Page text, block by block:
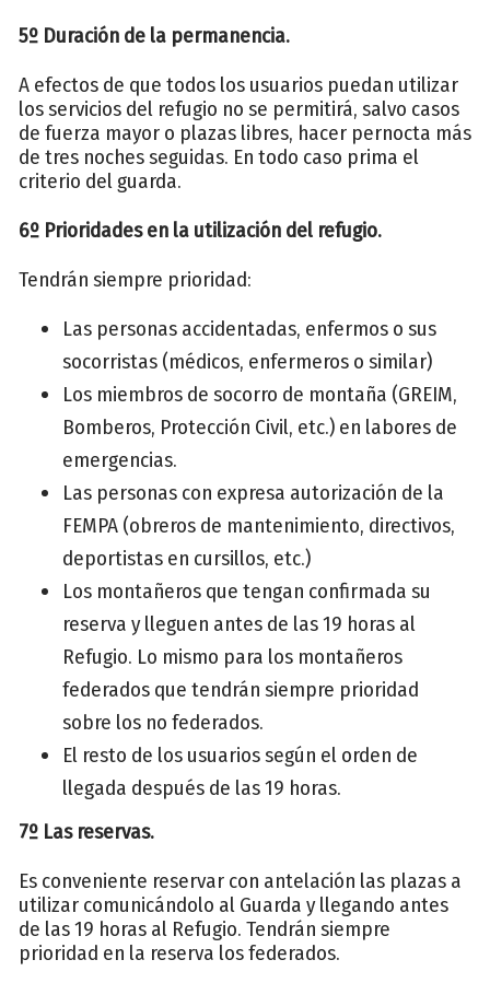
5º Duración de la permanencia.
A efectos de que todos los usuarios puedan utilizar
los servicios del refugio no se permitirá, salvo casos
de fuerza mayor o plazas libres, hacer pernocta más
de tres noches seguidas. En todo caso prima el
criterio del guarda.
6º Prioridades en la utilización del refugio.
Tendrán siempre prioridad:
Las personas accidentadas, enfermos o sus
socorristas (médicos, enfermeros o similar)
Los miembros de socorro de montaña (GREIM,
Bomberos, Protección Civil, etc.) en labores de
emergencias.
Las personas con expresa autorización de la
FEMPA (obreros de mantenimiento, directivos,
deportistas en cursillos, etc.)
Los montañeros que tengan confirmada su
reserva y lleguen antes de las 19 horas al
Refugio. Lo mismo para los montañeros
federados que tendrán siempre prioridad
sobre los no federados.
El resto de los usuarios según el orden de
llegada después de las 19 horas.
7º Las reservas.
Es conveniente reservar con antelación las plazas a
utilizar comunicándolo al Guarda y llegando antes
de las 19 horas al Refugio. Tendrán siempre
prioridad en la reserva los federados.